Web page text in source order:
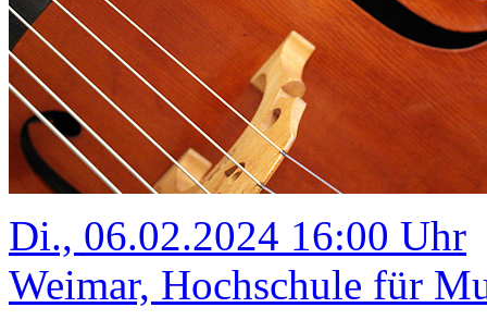
Di., 06.02.2024 16:00 Uhr
Weimar, Hochschule für